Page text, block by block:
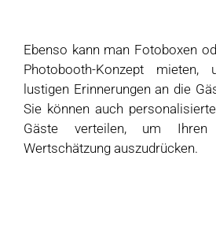
Ebenso kann man Fotoboxen
Photobooth-Konzept
lustigen Erinnerungen an die
Sie können auch
Gäste verteilen, um
Wertschätzung auszudrücken.